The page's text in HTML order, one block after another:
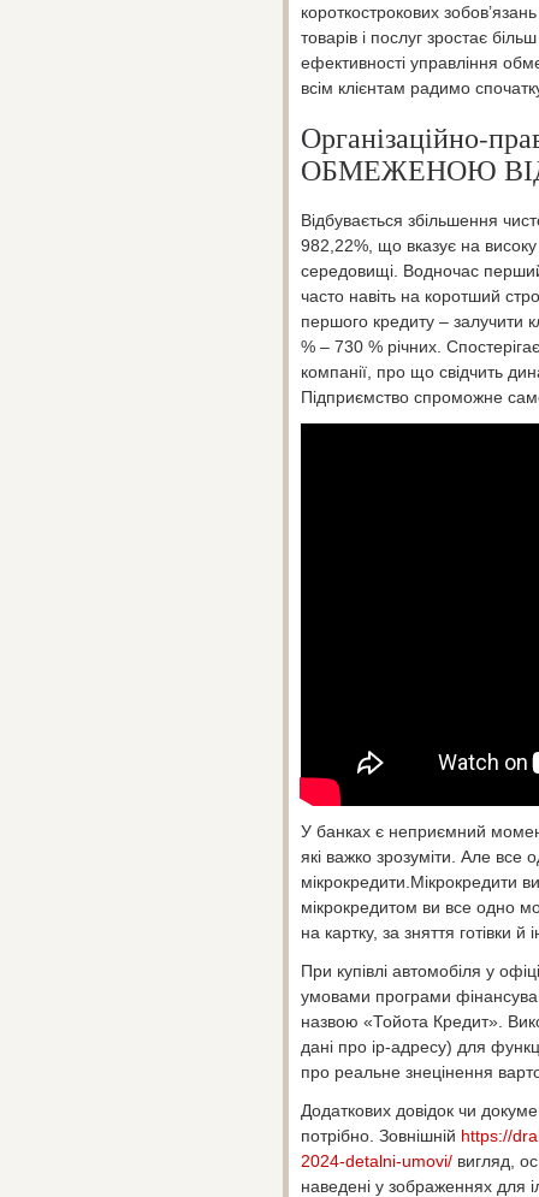
короткострокових
товарів і послуг зростає
ефективності управління
всім клієнтам радимо
Організаційно-
ОБМЕЖЕНОЮ
Відбувається збільшення
982,22%, що вказує на
середовищі. Водночас
часто навіть на коротший
першого кредиту – залучити
% – 730 % річних.
компанії, про що свідчить
Підприємство спроможне
У банках є неприємний
які важко зрозуміти. Але все
мікрокредити.Мікрокредити
мікрокредитом ви все одно
на картку, за зняття готівки й
При купівлі автомобіля у
умовами програми
назвою «Тойота Кредит».
дані про ip-адресу) для
про реальне знецінення
Додаткових довідок чи
потрібно. Зовнішній https://
2024-detalni-umovi/ вигляд,
наведені у зображеннях для